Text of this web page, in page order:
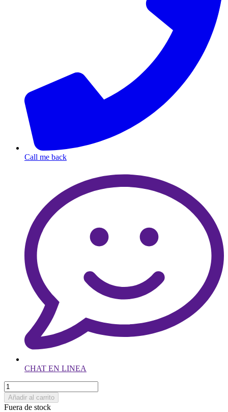
Call me back
CHAT EN LINEA
Añadir al carrito
Fuera de stock